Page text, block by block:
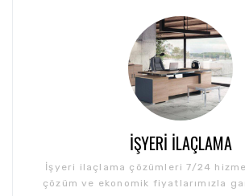
İŞYERI İLAÇLAMA
İşyeri ilaçlama çözümleri 7/24
çözüm ve ekonomik fiyatlarımızla